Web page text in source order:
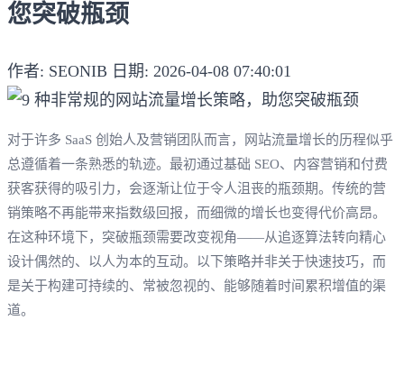
您突破瓶颈
作者: SEONIB 日期: 2026-04-08 07:40:01
对于许多 SaaS 创始人及营销团队而言，网站流量增长的历程似乎
总遵循着一条熟悉的轨迹。最初通过基础 SEO、内容营销和付费
获客获得的吸引力，会逐渐让位于令人沮丧的瓶颈期。传统的营
销策略不再能带来指数级回报，而细微的增长也变得代价高昂。
在这种环境下，突破瓶颈需要改变视角——从追逐算法转向精心
设计偶然的、以人为本的互动。以下策略并非关于快速技巧，而
是关于构建可持续的、常被忽视的、能够随着时间累积增值的渠
道。